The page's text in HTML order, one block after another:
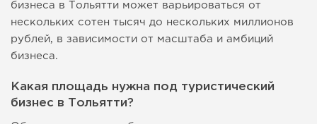
бизнеса в Тольятти может варьироваться от
нескольких сотен тысяч до нескольких миллионов
рублей, в зависимости от масштаба и амбиций
бизнеса.
Какая площадь нужна под туристический
бизнес в Тольятти?